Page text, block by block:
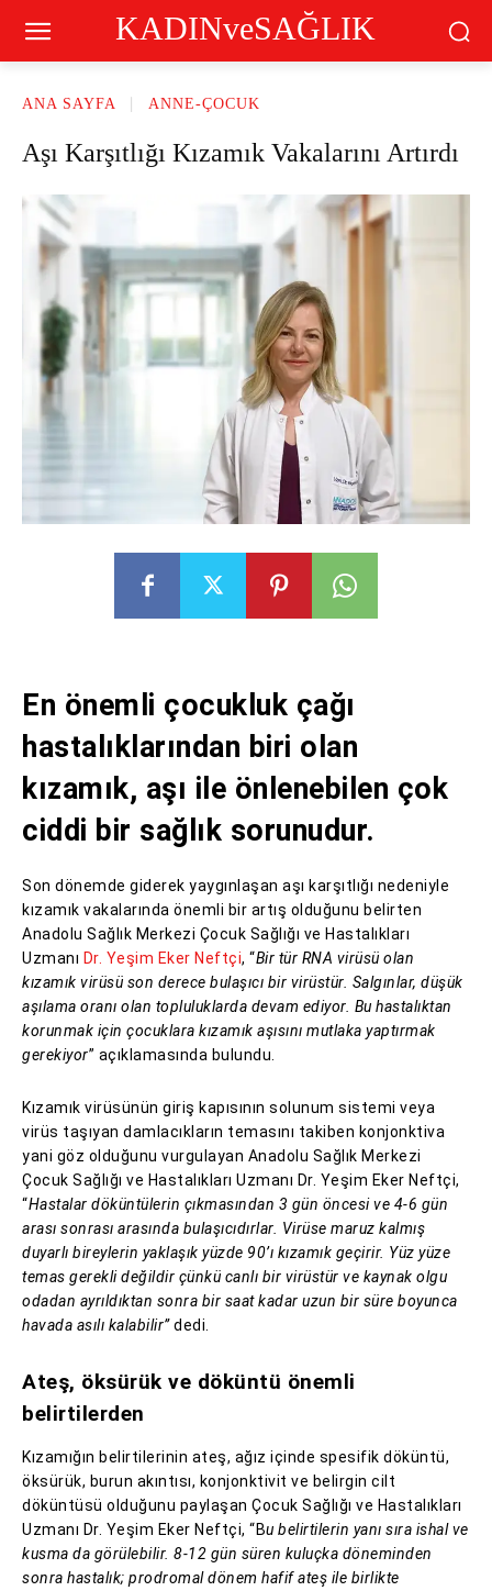
KADINveSAĞLIK
ANA SAYFA ANNE-ÇOCUK
Aşı Karşıtlığı Kızamık Vakalarını Artırdı
En önemli çocukluk çağı
hastalıklarından biri olan
kızamık, aşı ile önlenebilen çok
ciddi bir sağlık sorunudur.
Son dönemde giderek yaygınlaşan aşı karşıtlığı nedeniyle
kızamık vakalarında önemli bir artış olduğunu belirten
Anadolu Sağlık Merkezi Çocuk Sağlığı ve Hastalıkları
Uzmanı Dr. Yeşim Eker Neftçi, “Bir tür RNA virüsü olan
kızamık virüsü son derece bulaşıcı bir virüstür. Salgınlar, düşük
aşılama oranı olan topluluklarda devam ediyor. Bu hastalıktan
korunmak için çocuklara kızamık aşısını mutlaka yaptırmak
gerekiyor” açıklamasında bulundu.
Kızamık virüsünün giriş kapısının solunum sistemi veya
virüs taşıyan damlacıkların temasını takiben konjonktiva
yani göz olduğunu vurgulayan Anadolu Sağlık Merkezi
Çocuk Sağlığı ve Hastalıkları Uzmanı Dr. Yeşim Eker Neftçi,
“Hastalar döküntülerin çıkmasından 3 gün öncesi ve 4-6 gün
arası sonrası arasında bulaşıcıdırlar. Virüse maruz kalmış
duyarlı bireylerin yaklaşık yüzde 90’ı kızamık geçirir. Yüz yüze
temas gerekli değildir çünkü canlı bir virüstür ve kaynak olgu
odadan ayrıldıktan sonra bir saat kadar uzun bir süre boyunca
havada asılı kalabilir”dedi.
Ateş, öksürük ve döküntü önemli
belirtilerden
Kızamığın belirtilerinin ateş, ağız içinde spesifik döküntü,
öksürük, burun akıntısı, konjonktivit ve belirgin cilt
döküntüsü olduğunu paylaşan Çocuk Sağlığı ve Hastalıkları
Uzmanı Dr. Yeşim Eker Neftçi, “Bu belirtilerin yanı sıra ishal ve
kusma da görülebilir. 8-12 gün süren kuluçka döneminden
sonra hastalık; prodromal dönem hafif ateş ile birlikte